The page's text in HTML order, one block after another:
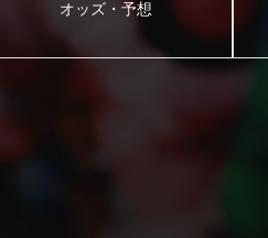
オッズ・予想